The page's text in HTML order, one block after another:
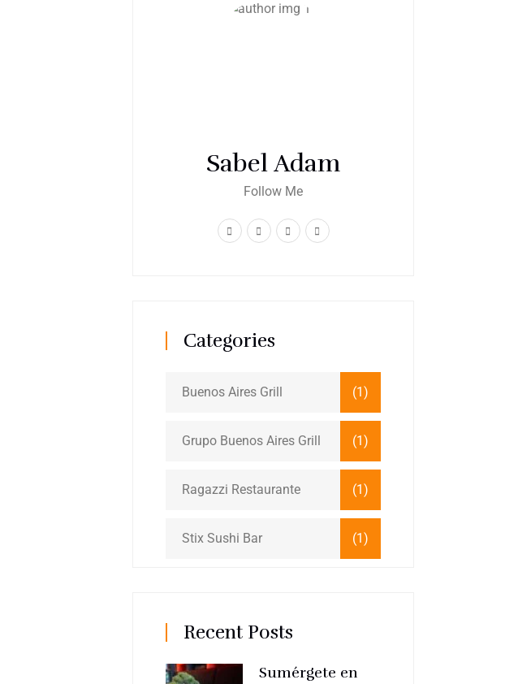
Sabel Adam
Follow Me
Categories
Buenos Aires Grill (1)
Grupo Buenos Aires Grill (1)
Ragazzi Restaurante (1)
Stix Sushi Bar (1)
Recent Posts
Sumérgete en